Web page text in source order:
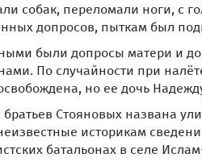
собак, переломали ноги, с
допросов, пыткам был
были допросы матери и
По случайности при
но ее дочь
Стояновых названа
историкам
батальонах в селе